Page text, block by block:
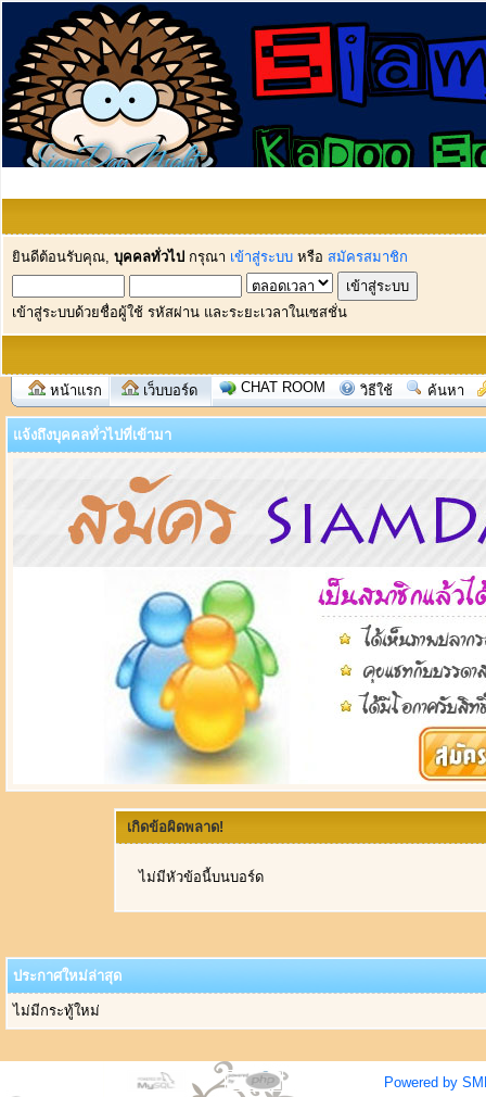
ยินดีต้อนรับคุณ, บุคคลทั่วไป กรุณา เข้าสู่ระบบ หรือ สมัครสมาชิก
เข้าสู่ระบบด้วยชื่อผู้ใช้ รหัสผ่าน และระยะเวลาในเซสชั่น
หน้าแรก เว็บบอร์ด CHAT ROOM วิธีใช้ ค้นหา
แจ้งถึงบุคคลทั่วไปที่เข้ามา
เกิดข้อผิดพลาด!
ไม่มีหัวข้อนี้บนบอร์ด
ประกาศใหม่ล่าสุด
ไม่มีกระทู้ใหม่
Powered by